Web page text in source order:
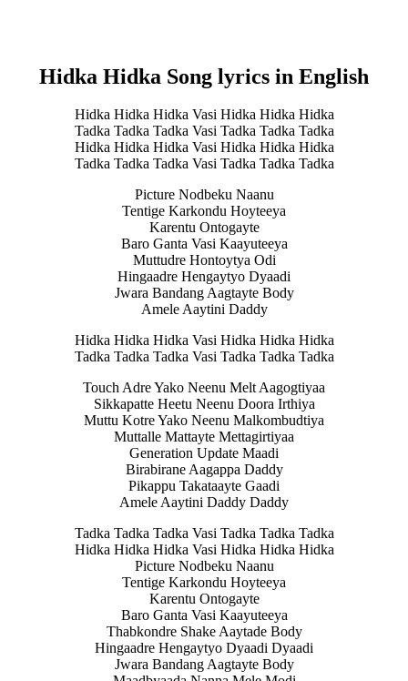
Hidka Hidka Song lyrics in English
Hidka Hidka Hidka Vasi Hidka Hidka Hidka
Tadka Tadka Tadka Vasi Tadka Tadka Tadka
Hidka Hidka Hidka Vasi Hidka Hidka Hidka
Tadka Tadka Tadka Vasi Tadka Tadka Tadka
Picture Nodbeku Naanu
Tentige Karkondu Hoyteeya
Karentu Ontogayte
Baro Ganta Vasi Kaayuteeya
Muttudre Hontoytya Odi
Hingaadre Hengaytyo Dyaadi
Jwara Bandang Aagtayte Body
Amele Aaytini Daddy
Hidka Hidka Hidka Vasi Hidka Hidka Hidka
Tadka Tadka Tadka Vasi Tadka Tadka Tadka
Touch Adre Yako Neenu Melt Aagogtiyaa
Sikkapatte Heetu Neenu Doora Irthiya
Muttu Kotre Yako Neenu Malkombudtiya
Muttalle Mattayte Mettagirtiyaa
Generation Update Maadi
Birabirane Aagappa Daddy
Pikappu Takataayte Gaadi
Amele Aaytini Daddy Daddy
Tadka Tadka Tadka Vasi Tadka Tadka Tadka
Hidka Hidka Hidka Vasi Hidka Hidka Hidka
Picture Nodbeku Naanu
Tentige Karkondu Hoyteeya
Karentu Ontogayte
Baro Ganta Vasi Kaayuteeya
Thabkondre Shake Aaytade Body
Hingaadre Hengaytyo Dyaadi Dyaadi
Jwara Bandang Aagtayte Body